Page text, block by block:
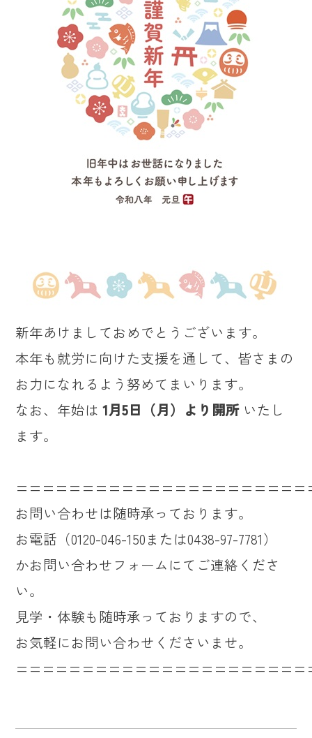
新年あけましておめでとうございます。
本年も就労に向けた支援を通して、皆さまの
お力になれるよう努めてまいります。
なお、年始は1月5日（月）より開所 いたし
ます。
お問い合わせは随時承っております。
お電話（0120-046-150または0438-97-7781）
かお問い合わせフォームにてご連絡くださ
い。
見学・体験も随時承っておりますので、
お気軽にお問い合わせくださいませ。